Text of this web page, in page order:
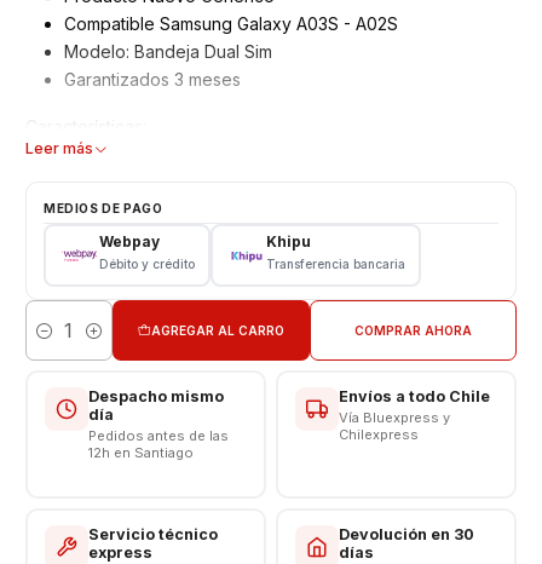
Compatible Samsung Galaxy A03S - A02S
Modelo: Bandeja Dual Sim
Garantizados 3 meses
Tipo: Repuesto de Reemplazo
REPUESTOS Y ACCESORIOS PARA SMATPHONE
Leer más
MEDIOS DE PAGO
Webpay
Débito y crédito
Khipu
Transferencia bancaria
Cantidad
AGREGAR AL CARRO COMPRAR AHORA
Despacho mismo
día
Pedidos antes de las
12h en Santiago
Envíos a todo Chile
Vía Bluexpress y
Chilexpress
Servicio técnico
express
Devolución en 30
días